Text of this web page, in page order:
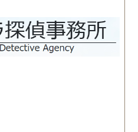
年
し
中にもあくどい業者がい
らしいので、依頼の際は
くつか話を聞きに行った